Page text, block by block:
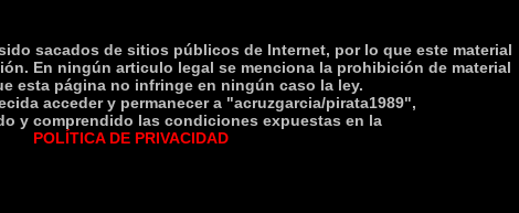
sacados de sitios públicos de Internet, por lo que este material
En ningún articulo legal se menciona la prohibición de material
esta página no infringe en ningún caso la ley.
acceder y permanecer a "acruzgarcia/pirata1989",
y comprendido las condiciones expuestas en la
POLÍTICA DE PRIVACIDAD